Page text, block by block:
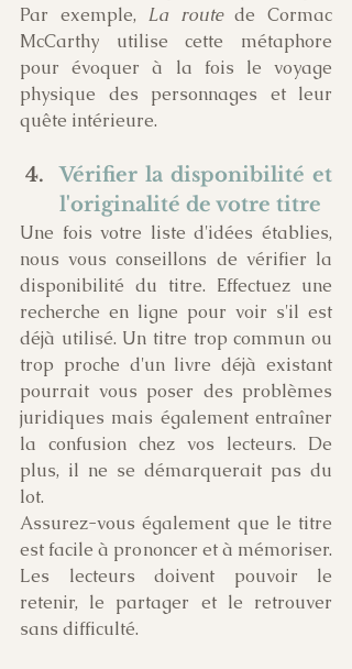
Par exemple, La route de Cormac
McCarthy utilise cette métaphore
pour évoquer à la fois le voyage
physique des personnages et leur
quête intérieure.
Vérifier la disponibilité et
l'originalité de votre titre
Une fois votre liste d'idées établies,
nous vous conseillons de vérifier la
disponibilité du titre. Effectuez une
recherche en ligne pour voir s'il est
déjà utilisé. Un titre trop commun ou
trop proche d'un livre déjà existant
pourrait vous poser des problèmes
juridiques mais également entraîner
la confusion chez vos lecteurs. De
plus, il ne se démarquerait pas du
lot.
Assurez-vous également que le titre
est facile à prononcer et à mémoriser.
Les lecteurs doivent pouvoir le
retenir, le partager et le retrouver
sans difficulté.